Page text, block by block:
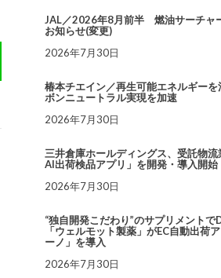
JAL／2026年8月前半 燃油サーチャ
お知らせ(変更)
2026年7月30日
椿本チエイン／再生可能エネルギーを
ボンニュートラル実現を加速
2026年7月30日
三井倉庫ホールディングス、受託物流
AI出荷検品アプリ」を開発・導入開始
2026年7月30日
“独自開発こだわり”のサプリメントで
「ウェルモット製薬」がEC自動出荷
ーノ」を導入
2026年7月30日